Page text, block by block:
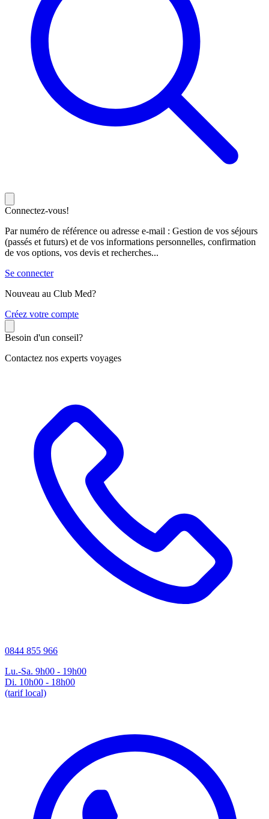
Connectez-vous!
Par numéro de référence ou adresse e-mail : Gestion de vos séjours
(passés et futurs) et de vos informations personnelles, confirmation
de vos options, vos devis et recherches...
Se connecter
Nouveau au Club Med?
Créez votre compte
Besoin d'un conseil?
Contactez nos experts voyages
0844 855 966
Lu.-Sa. 9h00 - 19h00
Di. 10h00 - 18h00
(tarif local)